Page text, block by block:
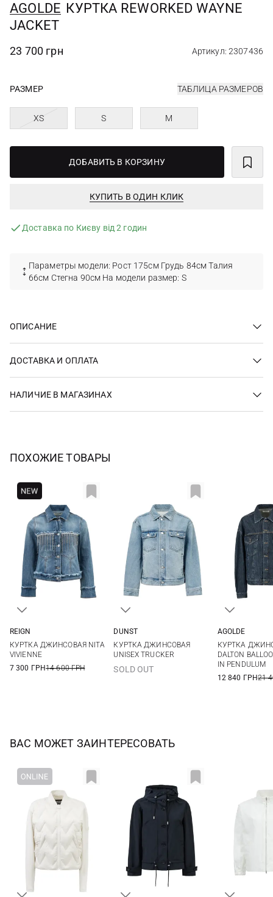
AGOLDE КУРТКА REWORKED WAYNE
JACKET
23 700 грн Артикул: 2307436
РАЗМЕР ТАБЛИЦА РАЗМЕРОВ
XS S M
ДОБАВИТЬ В КОРЗИНУ
КУПИТЬ В ОДИН КЛИК
Доставка по Києву від 2 годин
Параметры модели: Рост 175см Грудь 84см Талия
66см Стегна 90см На модели размер: S
ОПИСАНИЕ
ДОСТАВКА И ОПЛАТА
НАЛИЧИЕ В МАГАЗИНАХ
ПОХОЖИЕ ТОВАРЫ
REIGN
КУРТКА ДЖИНСОВАЯ NITA
VIVIENNE
7 300 ГРН14 600 ГРН
DUNST
КУРТКА ДЖИНСОВАЯ
UNISEX TRUCKER
SOLD OUT
AGOLDE
КУРТКА
DALTON
IN PENDULUM
12 840 ГРН21
ВАС МОЖЕТ ЗАИНТЕРЕСОВАТЬ